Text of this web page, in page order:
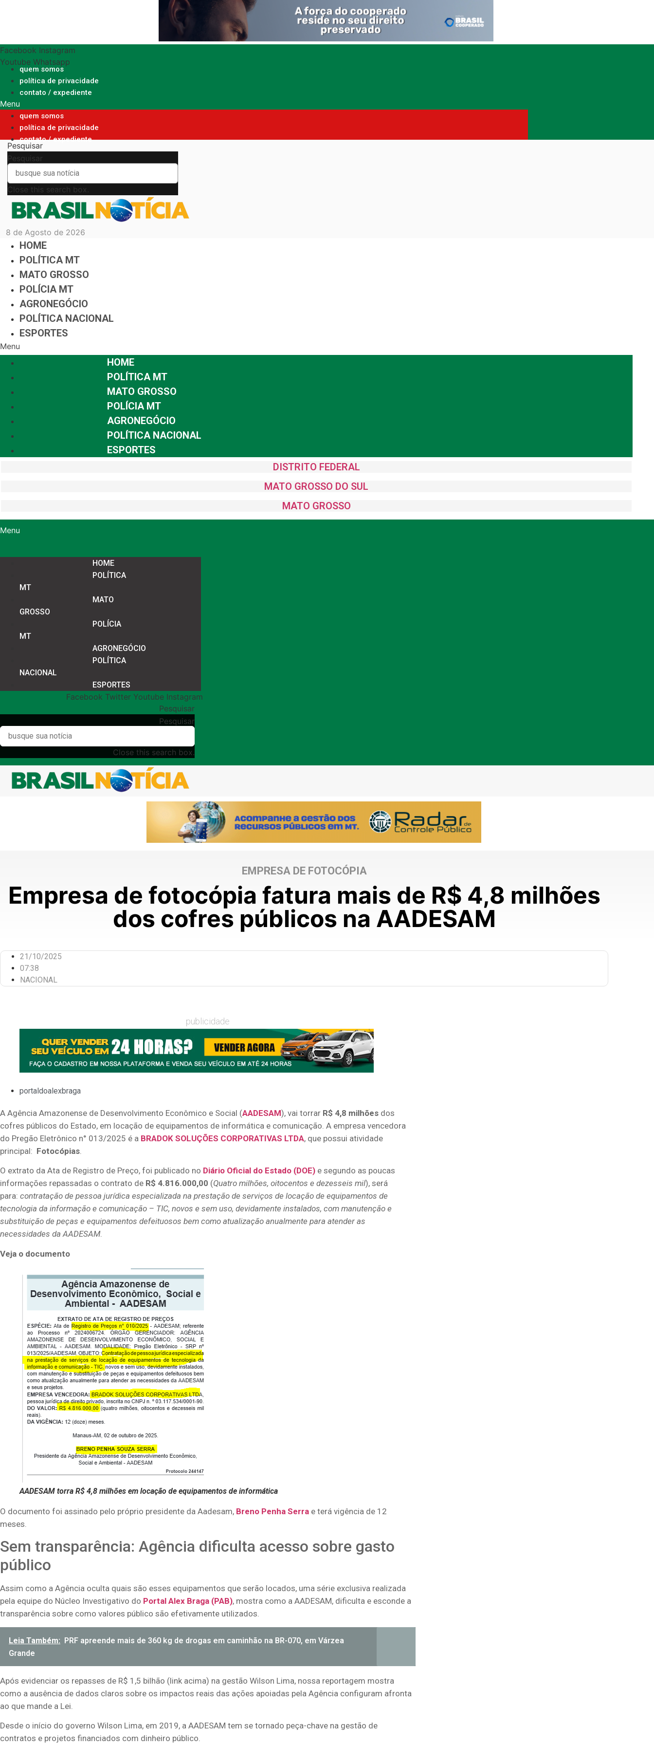
Facebook Instagram
Youtube Whatsapp
quem somos
política de privacidade
contato / expediente
Menu
quem somos
política de privacidade
contato / expediente
Pesquisar
Pesquisar
Close this search box.
8 de Agosto de 2026
HOME
POLÍTICA MT
MATO GROSSO
POLÍCIA MT
AGRONEGÓCIO
POLÍTICA NACIONAL
ESPORTES
Menu
HOME
POLÍTICA MT
MATO GROSSO
POLÍCIA MT
AGRONEGÓCIO
POLÍTICA NACIONAL
ESPORTES
DISTRITO FEDERAL
MATO GROSSO DO SUL
MATO GROSSO
Menu
HOME
POLÍTICA
MT
MATO
GROSSO
POLÍCIA
MT
AGRONEGÓCIO
POLÍTICA
NACIONAL
ESPORTES
Facebook Twitter Youtube Instagram
Pesquisar
Pesquisar
Close this search box.
EMPRESA DE FOTOCÓPIA
Empresa de fotocópia fatura mais de R$ 4,8 milhões
dos cofres públicos na AADESAM
21/10/2025
07:38
NACIONAL
publicidade
portaldoalexbraga
A Agência Amazonense de Desenvolvimento Econômico e Social (AADESAM), vai torrar R$ 4,8 milhões dos
cofres públicos do Estado, em locação de equipamentos de informática e comunicação. A empresa vencedora
do Pregão Eletrônico n° 013/2025 é a BRADOK SOLUÇÕES CORPORATIVAS LTDA, que possui atividade
principal: Fotocópias.
O extrato da Ata de Registro de Preço, foi publicado no Diário Oficial do Estado (DOE) e segundo as poucas
informações repassadas o contrato de R$ 4.816.000,00 (Quatro milhões, oitocentos e dezesseis mil), será
para: contratação de pessoa jurídica especializada na prestação de serviços de locação de equipamentos de
tecnologia da informação e comunicação – TIC, novos e sem uso, devidamente instalados, com manutenção e
substituição de peças e equipamentos defeituosos bem como atualização anualmente para atender as
necessidades da AADESAM.
Veja o documento
AADESAM torra R$ 4,8 milhões em locação de equipamentos de informática
O documento foi assinado pelo próprio presidente da Aadesam, Breno Penha Serra e terá vigência de 12
meses.
Sem transparência: Agência dificulta acesso sobre gasto
público
Assim como a Agência oculta quais são esses equipamentos que serão locados, uma série exclusiva realizada
pela equipe do Núcleo Investigativo do Portal Alex Braga (PAB), mostra como a AADESAM, dificulta e esconde a
transparência sobre como valores público são efetivamente utilizados.
Leia Também: PRF apreende mais de 360 kg de drogas em caminhão na BR-070, em Várzea
Grande
Após evidenciar os repasses de R$ 1,5 bilhão (link acima) na gestão Wilson Lima, nossa reportagem mostra
como a ausência de dados claros sobre os impactos reais das ações apoiadas pela Agência configuram afronta
ao que mande a Lei.
Desde o início do governo Wilson Lima, em 2019, a AADESAM tem se tornado peça-chave na gestão de
contratos e projetos financiados com dinheiro público.